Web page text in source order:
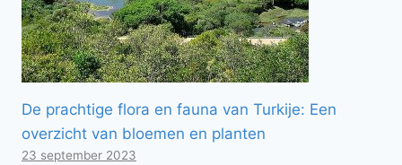
De prachtige flora en fauna van Turkije: Een
overzicht van bloemen en planten
23 september 2023